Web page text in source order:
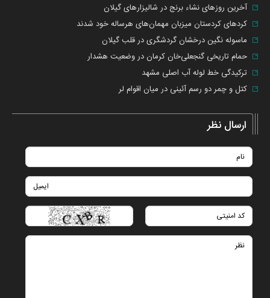
آخرین روز‌های نشاء برنج در شالیزار‌های گیلان
کرد‌های کردستان میزبان مهمان‌های هرساله خود شدند
ماسوله نگین درخشان گردشگری در قلب گیلان
حمام تاریخی گنجعلی‌خان کرمان در وضعیت هشدار
ترکیدگی خط لوله آب اصلی مشهد
کتل و چمر دو رسم آئینی در میان اقوام لر
ارسال نظر